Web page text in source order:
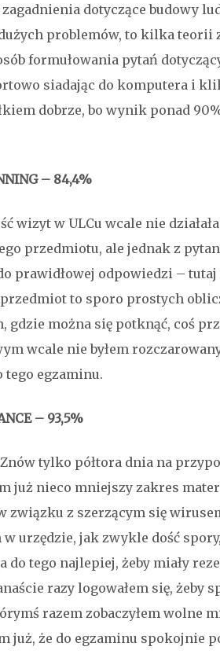
dotyczące budowy
problemów, to kilka
formułowania pytań
siadając do komputera i
dobrze, bo wynik ponad
– 84,4%
wizyt w ULCu wcale nie
przedmiotu, ale jednak z
prawidłowej odpowiedzi – tutaj
to sporo prostych
gdzie można się potknąć, coś
wcale nie byłem
tego egzaminu.
– 93,5%
tylko półtora dnia na
już nieco mniejszy zakres
związku z szerzącym się
w urzędzie, jak zwykle dość
do tego najlepiej, żeby miały
razy logowałem się, żeby
razem zobaczyłem wolne
już, że do egzaminu spokojnie